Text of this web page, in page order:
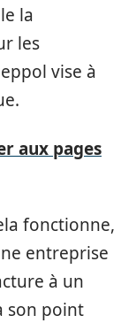
la
les
vise à
aux pages
fonctionne,
entreprise
à un
son point